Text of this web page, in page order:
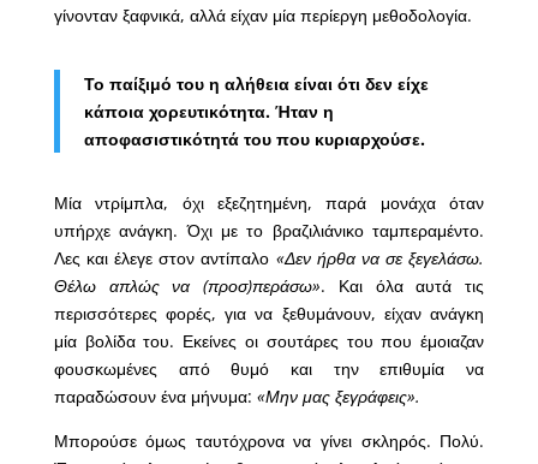
γίνονταν ξαφνικά, αλλά είχαν μία περίεργη μεθοδολογία.
Το παίξιμό του η αλήθεια είναι ότι δεν είχε
κάποια χορευτικότητα. Ήταν η
αποφασιστικότητά του που κυριαρχούσε.
Μία ντρίμπλα, όχι εξεζητημένη, παρά μονάχα όταν
υπήρχε ανάγκη. Όχι με το βραζιλιάνικο ταμπεραμέντο.
Λες και έλεγε στον αντίπαλο «Δεν ήρθα να σε ξεγελάσω.
Θέλω απλώς να (προσ)περάσω». Και όλα αυτά τις
περισσότερες φορές, για να ξεθυμάνουν, είχαν ανάγκη
μία βολίδα του. Εκείνες οι σουτάρες του που έμοιαζαν
φουσκωμένες από θυμό και την επιθυμία να
παραδώσουν ένα μήνυμα: «Μην μας ξεγράφεις».
Μπορούσε όμως ταυτόχρονα να γίνει σκληρός. Πολύ.